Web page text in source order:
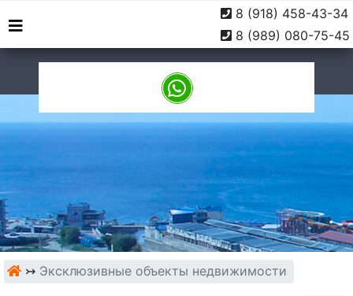
9:00 -
18:00
8 (918) 458-43-34
8 (989) 080-75-45
↣ Эксклюзивные объекты недвижимости